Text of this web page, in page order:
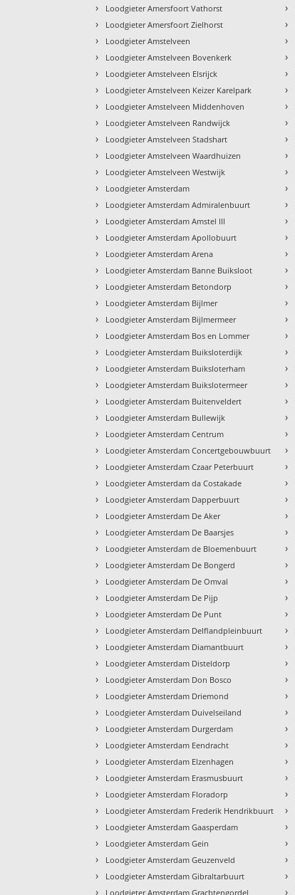
› Loodgieter Amersfoort Vathorst
› Loodgieter Amersfoort Zielhorst
› Loodgieter Amstelveen
› Loodgieter Amstelveen Bovenkerk
› Loodgieter Amstelveen Elsrijck
› Loodgieter Amstelveen Keizer Karelpark
› Loodgieter Amstelveen Middenhoven
› Loodgieter Amstelveen Randwijck
› Loodgieter Amstelveen Stadshart
› Loodgieter Amstelveen Waardhuizen
› Loodgieter Amstelveen Westwijk
› Loodgieter Amsterdam
› Loodgieter Amsterdam Admiralenbuurt
› Loodgieter Amsterdam Amstel III
› Loodgieter Amsterdam Apollobuurt
› Loodgieter Amsterdam Arena
› Loodgieter Amsterdam Banne Buiksloot
› Loodgieter Amsterdam Betondorp
› Loodgieter Amsterdam Bijlmer
› Loodgieter Amsterdam Bijlmermeer
› Loodgieter Amsterdam Bos en Lommer
› Loodgieter Amsterdam Buiksloterdijk
› Loodgieter Amsterdam Buiksloterham
› Loodgieter Amsterdam Buikslotermeer
› Loodgieter Amsterdam Buitenveldert
› Loodgieter Amsterdam Bullewijk
› Loodgieter Amsterdam Centrum
› Loodgieter Amsterdam Concertgebouwbuurt
› Loodgieter Amsterdam Czaar Peterbuurt
› Loodgieter Amsterdam da Costakade
› Loodgieter Amsterdam Dapperbuurt
› Loodgieter Amsterdam De Aker
› Loodgieter Amsterdam De Baarsjes
› Loodgieter Amsterdam de Bloemenbuurt
› Loodgieter Amsterdam De Bongerd
› Loodgieter Amsterdam De Omval
› Loodgieter Amsterdam De Pijp
› Loodgieter Amsterdam De Punt
› Loodgieter Amsterdam Delflandpleinbuurt
› Loodgieter Amsterdam Diamantbuurt
› Loodgieter Amsterdam Disteldorp
› Loodgieter Amsterdam Don Bosco
› Loodgieter Amsterdam Driemond
› Loodgieter Amsterdam Duivelseiland
› Loodgieter Amsterdam Durgerdam
› Loodgieter Amsterdam Eendracht
› Loodgieter Amsterdam Elzenhagen
› Loodgieter Amsterdam Erasmusbuurt
› Loodgieter Amsterdam Floradorp
› Loodgieter Amsterdam Frederik Hendrikbuurt
› Loodgieter Amsterdam Gaasperdam
› Loodgieter Amsterdam Gein
› Loodgieter Amsterdam Geuzenveld
› Loodgieter Amsterdam Gibraltarbuurt
› Loodgieter Amsterdam Grachtengordel
›
›
›
›
›
›
›
›
›
›
›
›
›
›
›
›
›
›
›
›
›
›
›
›
›
›
›
›
›
›
›
›
›
›
›
›
›
›
›
›
›
›
›
›
›
›
›
›
›
›
›
›
›
›
›